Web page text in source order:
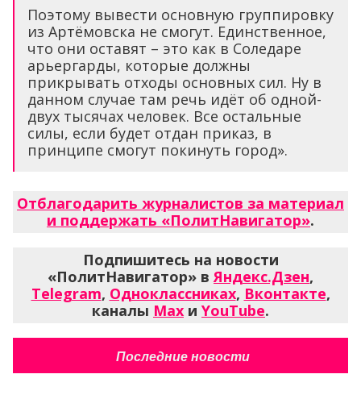
Поэтому вывести основную группировку
из Артёмовска не смогут. Единственное,
что они оставят – это как в Соледаре
арьергарды, которые должны
прикрывать отходы основных сил. Ну в
данном случае там речь идёт об одной-
двух тысячах человек. Все остальные
силы, если будет отдан приказ, в
принципе смогут покинуть город».
Отблагодарить журналистов за материал
и поддержать «ПолитНавигатор».
Подпишитесь на новости
«ПолитНавигатор» вЯндекс.Дзен,
Telegram, Одноклассниках, Вконтакте,
каналы Max и YouTube.
Последние новости